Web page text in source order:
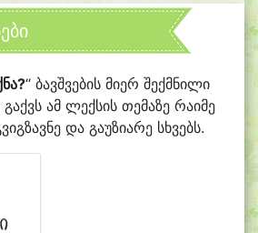
“ ბავშვების მიერ შექმნილი
გაქვს ამ ლექსის თემაზე რაიმე
და გაუზიარე სხვებს.